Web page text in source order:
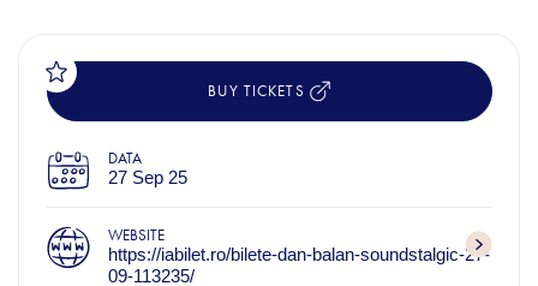
BUY TICKETS
DATA
27 Sep 25
WEBSITE
https://iabilet.ro/bilete-dan-balan-soundstalgic-27-
09-113235/